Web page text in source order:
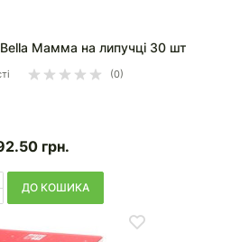
Bella Мамма на липучці 30 шт
(0)
грн.
ДО КОШИКА